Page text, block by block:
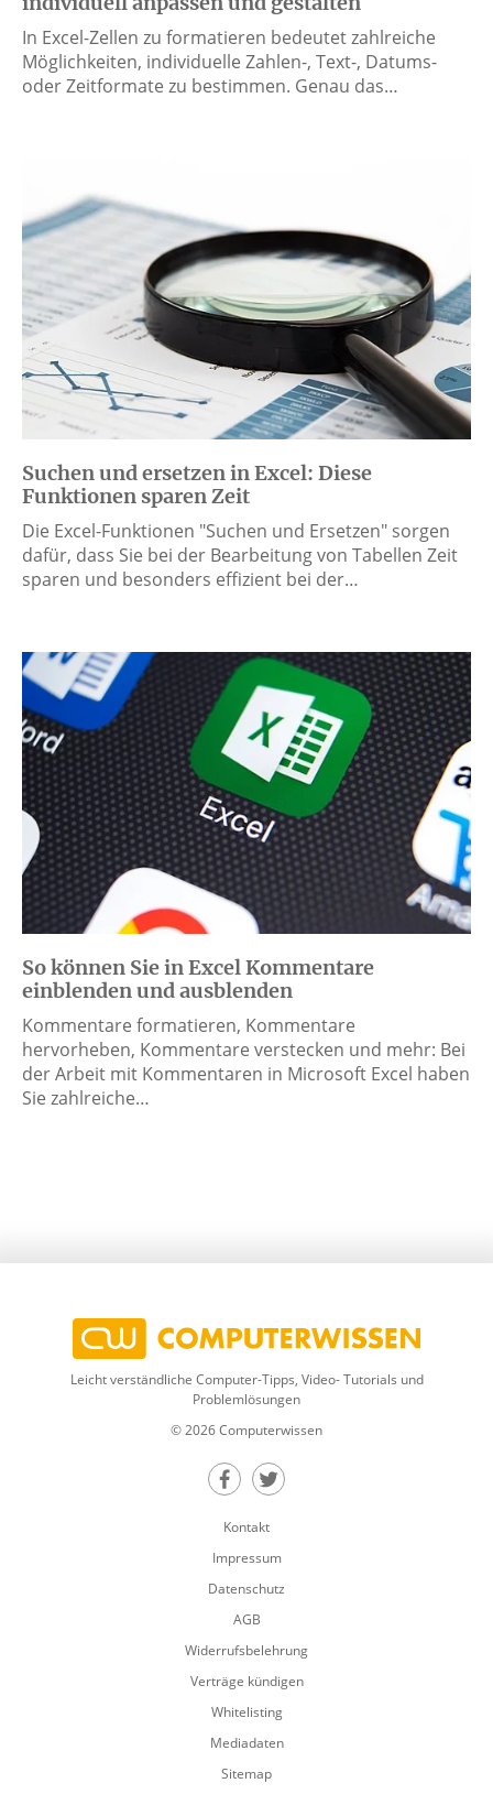
In Excel-Zellen zu formatieren bedeutet zahlreiche
Möglichkeiten, individuelle Zahlen-, Text-, Datums-
oder Zeitformate zu bestimmen. Genau das…
Suchen und ersetzen in Excel: Diese
Funktionen sparen Zeit
Die Excel-Funktionen "Suchen und Ersetzen" sorgen
dafür, dass Sie bei der Bearbeitung von Tabellen Zeit
sparen und besonders effizient bei der…
So können Sie in Excel Kommentare
einblenden und ausblenden
Kommentare formatieren, Kommentare
hervorheben, Kommentare verstecken und mehr: Bei
der Arbeit mit Kommentaren in Microsoft Excel haben
Sie zahlreiche…
Leicht verständliche Computer-Tipps, Video- Tutorials und
Problemlösungen
© 2026 Computerwissen
Teilen auf Facebook
Teilen auf Twitter
Kontakt
Impressum
Datenschutz
AGB
Widerrufsbelehrung
Verträge kündigen
Whitelisting
Mediadaten
Sitemap